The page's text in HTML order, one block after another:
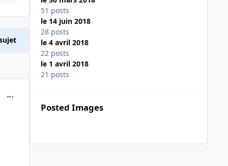
comment_173147
51 posts
le 14 juin 2018
28 posts
le 4 avril 2018
22 posts
le 1 avril 2018
21 posts
Posted Images